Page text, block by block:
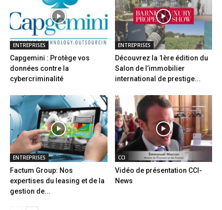
ENTREPRISES
Capgemini : Protège vos
données contre la
cybercriminalité
ENTREPRISES
Découvrez la 1ère édition du
Salon de l’immobilier
international de prestige...
ENTREPRISES
Factum Group: Nos
expertises du leasing et de la
gestion de...
CCI
Vidéo de présentation CCI-
News